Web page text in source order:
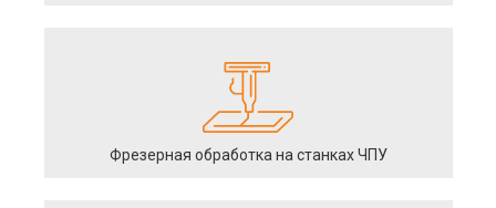
Фрезерная обработка на станках ЧПУ